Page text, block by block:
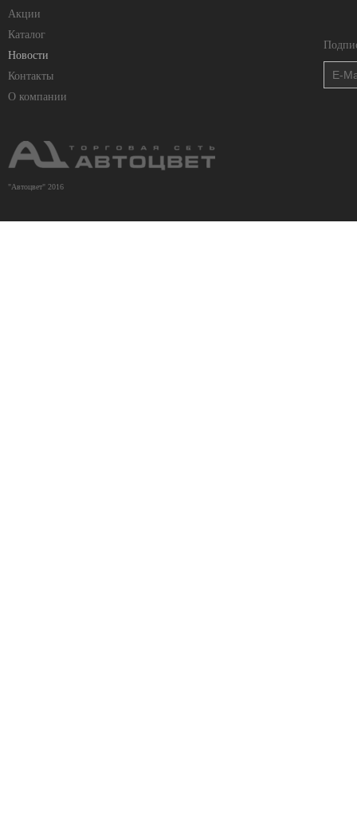
Акции
Каталог
Новости
Контакты
О компании
"Автоцвет" 2016